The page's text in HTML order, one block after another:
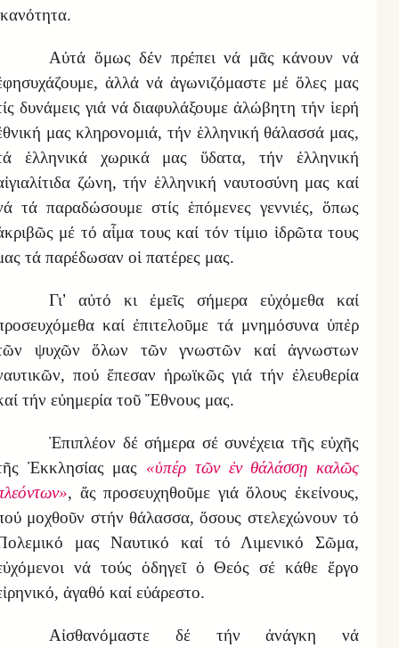
Αὐτά ὅμως δέν πρέπει νά μᾶς κάνουν νά
ἀλλά νά ἀγωνιζόμαστε μέ ὅλες μας
δυνάμεις γιά νά διαφυλάξουμε ἀλώβητη τήν ἱερή
μας κληρονομιά, τήν ἑλληνική θάλασσά μας,
ἑλληνικά χωρικά μας ὕδατα, τήν ἑλληνική
ζώνη, τήν ἑλληνική ναυτοσύνη μας καί
τά παραδώσουμε στίς ἑπόμενες γεννιές, ὅπως
μέ τό αἷμα τους καί τόν τίμιο ἱδρῶτα τους
τά παρέδωσαν οἱ πατέρες μας.
Γι’ αὐτό κι ἐμεῖς σήμερα εὐχόμεθα καί
καί ἐπιτελοῦμε τά μνημόσυνα ὑπἐρ
ψυχῶν ὅλων τῶν γνωστῶν καί ἀγνωστων
πού ἔπεσαν ἡρωϊκῶς γιά τήν ἐλευθερία
τήν εὐημερία τοῦ Ἔθνους μας.
Ἐπιπλέον δέ σήμερα σέ συνέχεια τῆς εὐχῆς
Ἐκκλησίας μας «ὑπέρ τῶν ἐν θάλάσσῃ καλῶς
, ἄς προσευχηθοῦμε γιά ὅλους ἐκείνους,
μοχθοῦν στήν θάλασσα, ὅσους στελεχώνουν τό
μας Ναυτικό καί τό Λιμενικό Σῶμα,
νά τούς ὁδηγεῖ ὁ Θεός σέ κάθε ἔργο
ἀγαθό καί εὐάρεστο.
Αἰσθανόμαστε δέ τήν ἀνάγκη νά